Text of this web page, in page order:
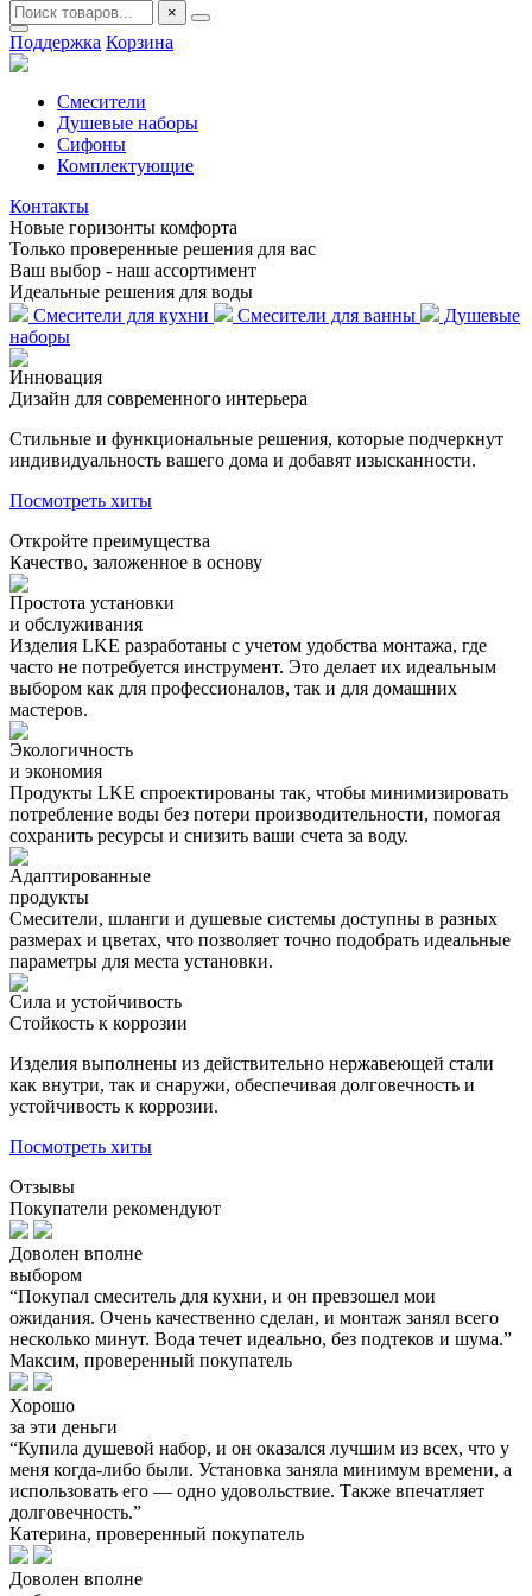
×
Поддержка Корзина
Смесители
Душевые наборы
Сифоны
Комплектующие
Контакты
Новые горизонты комфорта
Только проверенные решения для вас
Ваш выбор - наш ассортимент
Идеальные решения для воды
Смесители для кухни
Смесители для ванны
Душевые
наборы
Инновация
Дизайн для современного интерьера
Стильные и функциональные решения, которые подчеркнут
индивидуальность вашего дома и добавят изысканности.
Посмотреть хиты
Откройте преимущества
Качество, заложенное в основу
Простота установки
и обслуживания
Изделия LKE разработаны с учетом удобства монтажа, где
часто не потребуется инструмент. Это делает их идеальным
выбором как для профессионалов, так и для домашних
мастеров.
Экологичность
и экономия
Продукты LKE спроектированы так, чтобы минимизировать
потребление воды без потери производительности, помогая
сохранить ресурсы и снизить ваши счета за воду.
Адаптированные
продукты
Смесители, шланги и душевые системы доступны в разных
размерах и цветах, что позволяет точно подобрать идеальные
параметры для места установки.
Сила и устойчивость
Стойкость к коррозии
Изделия выполнены из действительно нержавеющей стали
как внутри, так и снаружи, обеспечивая долговечность и
устойчивость к коррозии.
Посмотреть хиты
Отзывы
Покупатели рекомендуют
Доволен вполне
выбором
“Покупал смеситель для кухни, и он превзошел мои
ожидания. Очень качественно сделан, и монтаж занял всего
несколько минут. Вода течет идеально, без подтеков и шума.”
Максим, проверенный покупатель
Хорошо
за эти деньги
“Купила душевой набор, и он оказался лучшим из всех, что у
меня когда-либо были. Установка заняла минимум времени, а
использовать его — одно удовольствие. Также впечатляет
долговечность.”
Катерина, проверенный покупатель
Доволен вполне